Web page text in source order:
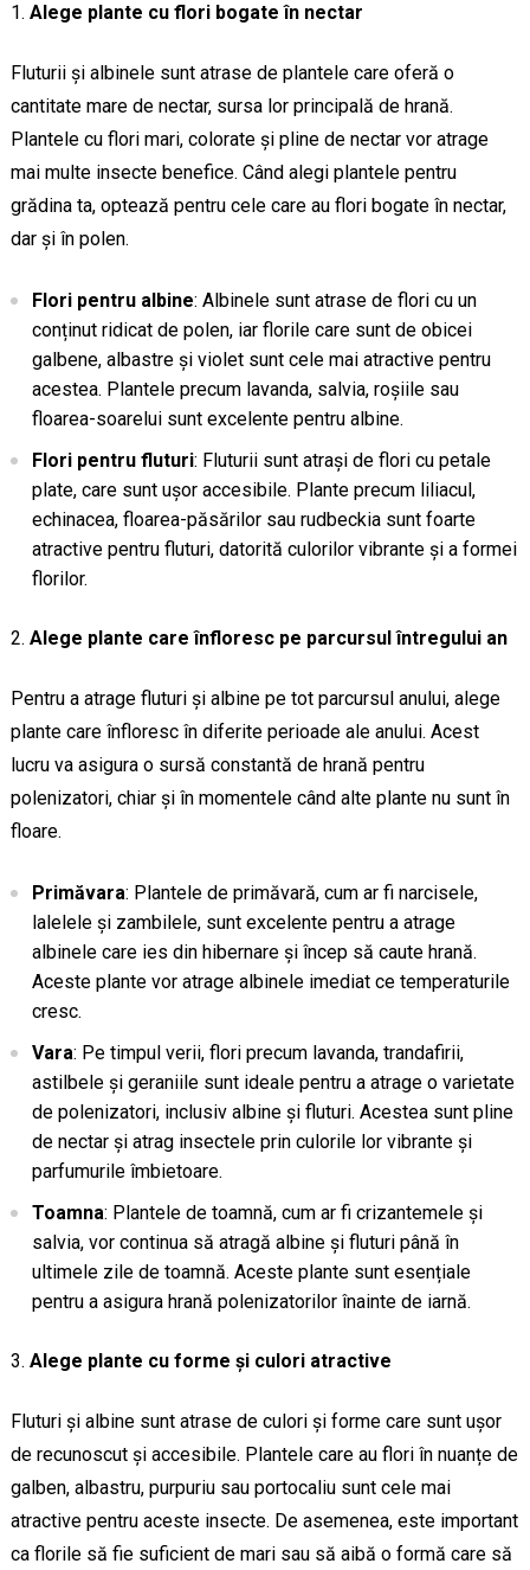
Alege plante cu flori bogate în nectar
Fluturii și albinele sunt atrase de plantele care oferă o
cantitate mare de nectar, sursa lor principală de hrană.
Plantele cu flori mari, colorate și pline de nectar vor atrage
mai multe insecte benefice. Când alegi plantele pentru
grădina ta, optează pentru cele care au flori bogate în nectar,
dar și în polen.
Flori pentru albine: Albinele sunt atrase de flori cu un
conținut ridicat de polen, iar florile care sunt de obicei
galbene, albastre și violet sunt cele mai atractive pentru
acestea. Plantele precum lavanda, salvia, roșiile sau
floarea-soarelui sunt excelente pentru albine.
Flori pentru fluturi: Fluturii sunt atrași de flori cu petale
plate, care sunt ușor accesibile. Plante precum liliacul,
echinacea, floarea-păsărilor sau rudbeckia sunt foarte
atractive pentru fluturi, datorită culorilor vibrante și a formei
florilor.
Alege plante care înfloresc pe parcursul întregului an
Pentru a atrage fluturi și albine pe tot parcursul anului, alege
plante care înfloresc în diferite perioade ale anului. Acest
lucru va asigura o sursă constantă de hrană pentru
polenizatori, chiar și în momentele când alte plante nu sunt în
floare.
Primăvara: Plantele de primăvară, cum ar fi narcisele,
lalelele și zambilele, sunt excelente pentru a atrage
albinele care ies din hibernare și încep să caute hrană.
Aceste plante vor atrage albinele imediat ce temperaturile
cresc.
Vara: Pe timpul verii, flori precum lavanda, trandafirii,
astilbele și geraniile sunt ideale pentru a atrage o varietate
de polenizatori, inclusiv albine și fluturi. Acestea sunt pline
de nectar și atrag insectele prin culorile lor vibrante și
parfumurile îmbietoare.
Toamna: Plantele de toamnă, cum ar fi crizantemele și
salvia, vor continua să atragă albine și fluturi până în
ultimele zile de toamnă. Aceste plante sunt esențiale
pentru a asigura hrană polenizatorilor înainte de iarnă.
Alege plante cu forme și culori atractive
Fluturi și albine sunt atrase de culori și forme care sunt ușor
de recunoscut și accesibile. Plantele care au flori în nuanțe de
galben, albastru, purpuriu sau portocaliu sunt cele mai
atractive pentru aceste insecte. De asemenea, este important
ca florile să fie suficient de mari sau să aibă o formă care să